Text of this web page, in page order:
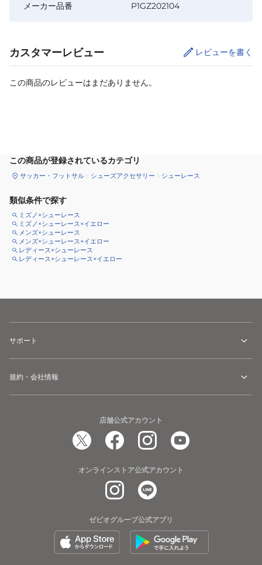
メーカー品番
P1GZ202104
カスタマーレビュー レビューを書く
この商品のレビューはまだありません。
この商品が登録されているカテゴリ
サッカー・フットサル シューズアクセサリー シューレース
類似条件で探す
ミズノ×シューレース
ミズノ×シューレース×イエロー
メンズ×シューレース
メンズ×シューレース×イエロー
レディース×シューレース
レディース×シューレース×イエロー
サポート
規約・会社情報
店舗公式アカウント
オンラインストア公式アカウント
ゼビオグループ公式アプリ